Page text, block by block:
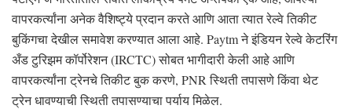
वापरकर्त्यांना अनेक वैशिष्ट्ये प्रदान करते आणि आता त्यात रेल्वे तिकीट
बुकिंगचा देखील समावेश करण्यात आला आहे. Paytm ने इंडियन रेल्वे केटरिंग
अँड टुरिझम कॉर्पोरेशन (IRCTC) सोबत भागीदारी केली आहे आणि
वापरकर्त्यांना ट्रेनचे तिकीट बुक करणे, PNR स्थिती तपासणे किंवा थेट
ट्रेन धावण्याची स्थिती तपासण्याचा पर्याय मिळेल.